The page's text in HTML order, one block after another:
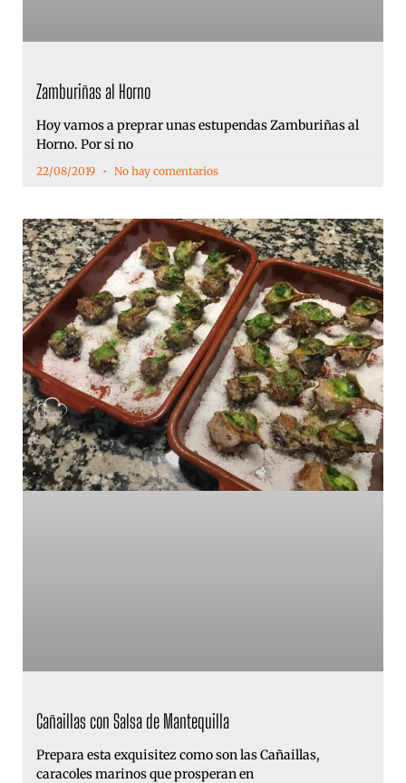
Zamburiñas al Horno
Hoy vamos a preprar unas estupendas Zamburiñas al
Horno. Por si no
22/08/2019 No hay comentarios
Cañaillas con Salsa de Mantequilla
Prepara esta exquisitez como son las Cañaillas,
caracoles marinos que prosperan en